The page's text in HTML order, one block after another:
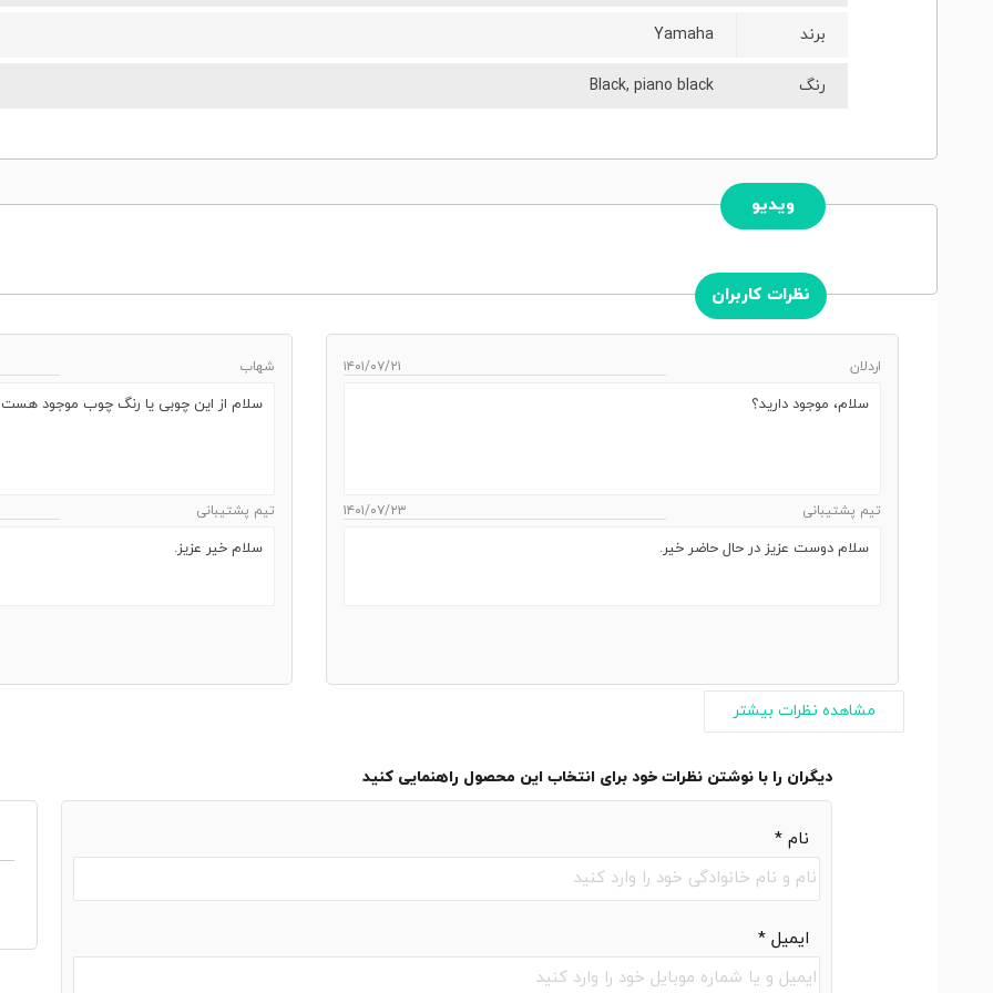
برند Yamaha
رنگ Black, piano black
ویدیو
نظرات کاربران
اردلان ۱۴۰۱/۰۷/۲۱
سلام، موجود دارید؟
تیم پشتیبانی ۱۴۰۱/۰۷/۲۳
سلام دوست عزیز در حال حاضر خیر.
شهاب
سلام از این چوبی یا رنگ چوب موجود
تیم پشتیبانی
سلام خیر عزیز.
مشاهده نظرات بیشتر
دیگران را با نوشتن نظرات خود برای انتخاب این محصول راهنمایی کنید
نام*
ایمیل*